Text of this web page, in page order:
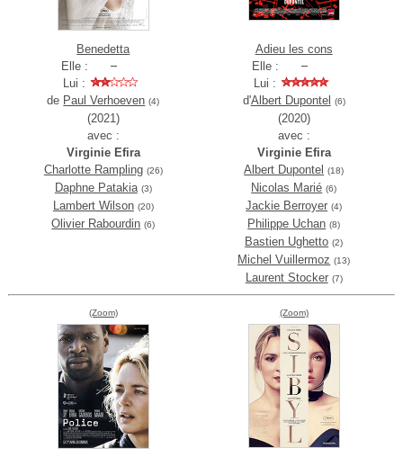
Benedetta
Elle :
Lui :
de Paul Verhoeven (4)
(2021)
avec :
Virginie Efira
Charlotte Rampling (26)
Daphne Patakia (3)
Lambert Wilson (20)
Olivier Rabourdin (6)
Adieu les cons
Elle :
Lui :
d'Albert Dupontel (6)
(2020)
avec :
Virginie Efira
Albert Dupontel
(18)
Nicolas Marié (6)
Jackie Berroyer (4)
Philippe Uchan (8)
Bastien Ughetto (2)
Michel Vuillermoz (13)
Laurent Stocker (7)
(Zoom) (Zoom)